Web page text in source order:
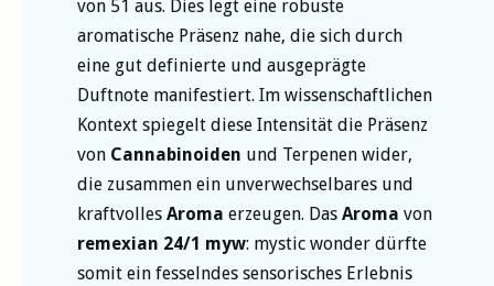
von 51 aus. Dies legt eine robuste
aromatische Präsenz nahe, die sich durch
eine gut definierte und ausgeprägte
Duftnote manifestiert. Im wissenschaftlichen
Kontext spiegelt diese Intensität die Präsenz
von Cannabinoiden und Terpenen wider,
die zusammen ein unverwechselbares und
kraftvolles Aroma erzeugen. Das Aroma von
remexian 24/1 myw: mystic wonder dürfte
somit ein fesselndes sensorisches Erlebnis